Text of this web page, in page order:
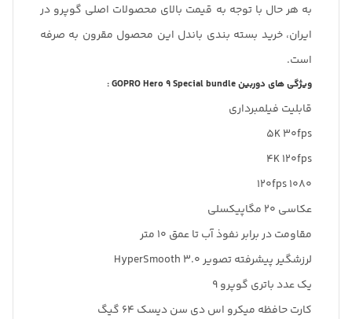
به هر حال با توجه به قیمت بالای محصولات اصلی گوپرو در
ایران، خرید بسته بندی باندل این محصول مقرون به صرفه
است.
ویژگی های دوربین GOPRO Hero 9 Special bundle :
قابلیت فیلمبرداری
5K 30fps
4K 120fps
1080 120fps
عکاسی 20 مگاپیکسلی
مقاومت در برابر نفوذ آب تا عمق 10 متر
لرزشگیر پیشرفته تصویر HyperSmooth 3.0
یک عدد باتری گوپرو 9
کارت حافظه میکرو اس دی سن دیسک 64 گیگ